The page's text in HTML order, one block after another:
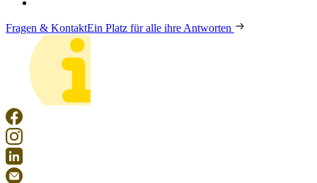
Fragen & KontaktEin Platz für alle ihre Antworten